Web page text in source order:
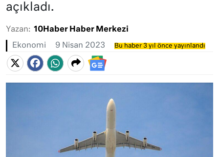
açıkladı.
Yazan: 10Haber Haber Merkezi
Ekonomi 9 Nisan 2023 Bu haber 3 yıl önce yayınlandı